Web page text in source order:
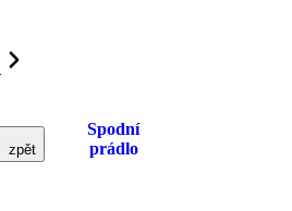
zpět
Spodní
prádlo